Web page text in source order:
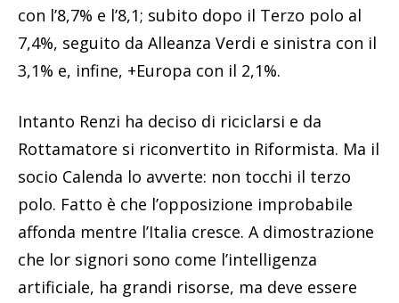
con l’8,7% e l’8,1; subito dopo il Terzo polo al
7,4%, seguito da Alleanza Verdi e sinistra con il
3,1% e, infine, +Europa con il 2,1%.
Intanto Renzi ha deciso di riciclarsi e da
Rottamatore si riconvertito in Riformista. Ma il
socio Calenda lo avverte: non tocchi il terzo
polo. Fatto è che l’opposizione improbabile
affonda mentre l’Italia cresce. A dimostrazione
che lor signori sono come l’intelligenza
artificiale, ha grandi risorse, ma deve essere